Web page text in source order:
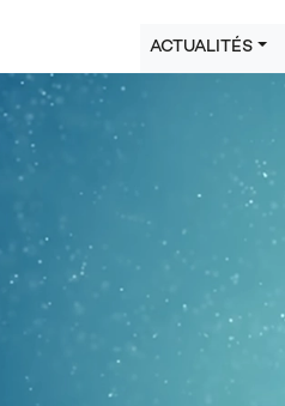
ACTUALITÉS